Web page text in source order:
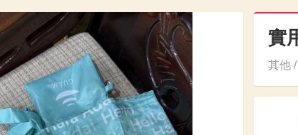
實
其他 /